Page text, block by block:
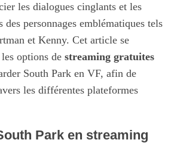
les dialogues cinglants et les
des personnages emblématiques tels
et Kenny. Cet article se
options de streaming gratuites
South Park en VF, afin de
les différentes plateformes
Park en streaming